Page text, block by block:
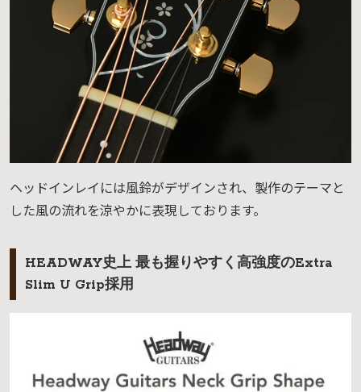
ヘッドインレイには風鈴がデザインされ、製作のテーマと
した風の流れを涼やかに表現しております。
HEADWAY史上 最も握りやすく高強度のExtra
Slim U Grip採用